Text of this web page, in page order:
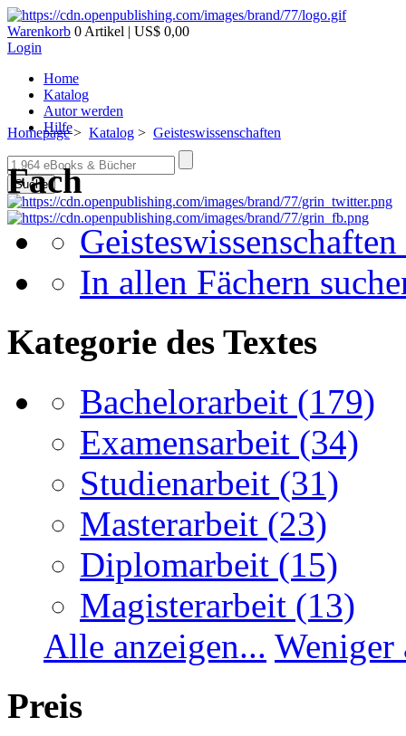
Warenkorb 0 Artikel | US$ 0,00
Login
Home
Katalog
Autor werden
Hilfe
Suche
Homepage> Katalog > Geisteswissenschaften
Fach
Geisteswissenschaften
In allen Fächern
Kategorie des Textes
Bachelorarbeit (179)
Examensarbeit (34)
Studienarbeit (31)
Masterarbeit (23)
Diplomarbeit (15)
Magisterarbeit (13)
Alle anzeigen... Weniger
Preis